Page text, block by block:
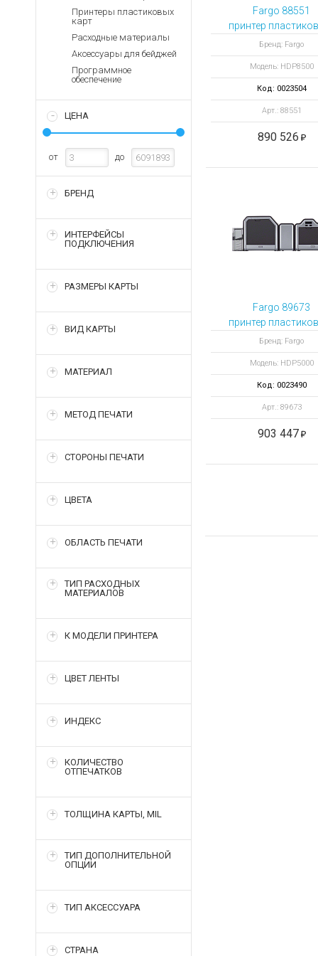
Запасные
Терминалы
оплаты
Зарядные устройства
Архивные товары
Принтеры пластиковых
карт
Расходные материалы
Аксессуары для бейджей
Программное
обеспечение
ЦЕНА
от до
БРЕНД
ИНТЕРФЕЙСЫ
ПОДКЛЮЧЕНИЯ
РАЗМЕРЫ КАРТЫ
ВИД КАРТЫ
МАТЕРИАЛ
МЕТОД ПЕЧАТИ
СТОРОНЫ ПЕЧАТИ
ЦВЕТА
ОБЛАСТЬ ПЕЧАТИ
ТИП РАСХОДНЫХ
МАТЕРИАЛОВ
К МОДЕЛИ ПРИНТЕРА
ЦВЕТ ЛЕНТЫ
ИНДЕКС
КОЛИЧЕСТВО
ОТПЕЧАТКОВ
ТОЛЩИНА КАРТЫ, MIL
ТИП ДОПОЛНИТЕЛЬНОЙ
ОПЦИИ
ТИП АКСЕССУАРА
СТРАНА
Fargo 88551
принтер
Бренд: Fargo
Модель: HDP8500
Код: 0023504
Арт.: 88551
890 526
Fargo 89673
принтер
Бренд: Fargo
Модель: HDP5000
Код: 0023490
Арт.: 89673
903 447